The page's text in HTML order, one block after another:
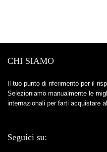
CHI SIAMO
Il tuo punto di riferimento per il
Selezioniamo manualmente le
internazionali per farti acquistare
Seguici su: